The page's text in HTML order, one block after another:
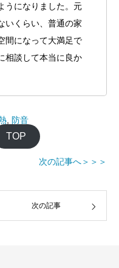
うになりました。元
いくらい、普通の家
間になって大満足で
相談して本当に良か
防音
TOP
次の記事へ＞＞＞
次の記事